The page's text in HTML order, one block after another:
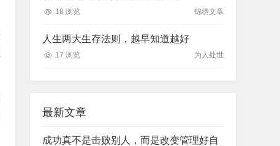
18 浏览 锦绣文章
人生两大生存法则，越早知道越好
17 浏览 为人处世
最新文章
成功真不是击败别人，而是改变管理好自